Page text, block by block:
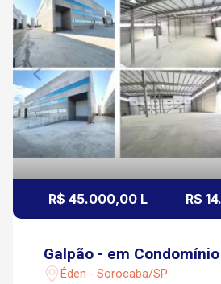
R$ 45.000,00 L R$
Galpão - em Condomínio
Éden - Sorocaba/SP